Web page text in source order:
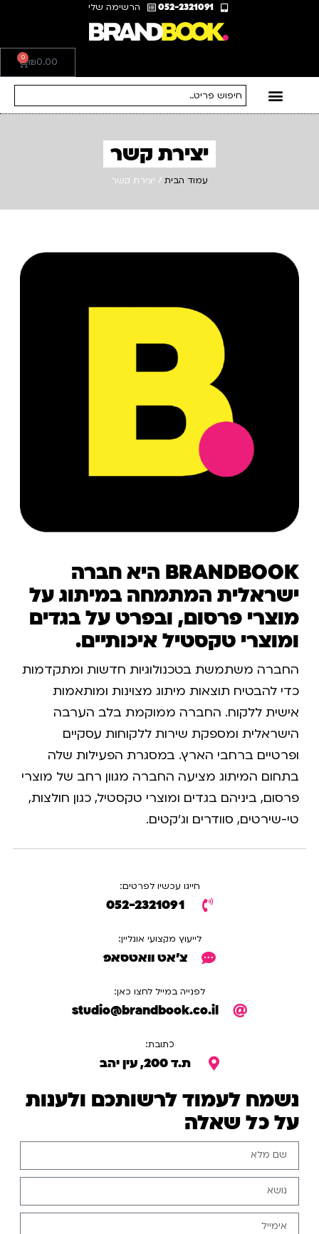
052-2321091 הרשימה שלי
₪0.00
0
יצירת קשר
עמוד הבית / יצירת קשר
BRANDBOOK היא חברה
ישראלית המתמחה במיתוג על
מוצרי פרסום, ובפרט על בגדים
ומוצרי טקסטיל איכותיים.
החברה משתמשת בטכנולוגיות חדשות ומתקדמות
כדי להבטיח תוצאות מיתוג מצוינות ומותאמות
אישית ללקוח. החברה ממוקמת בלב הערבה
הישראלית ומספקת שירות ללקוחות עסקיים
ופרטיים ברחבי הארץ. במסגרת הפעילות שלה
בתחום המיתוג מציעה החברה מגוון רחב של מוצרי
פרסום, ביניהם בגדים ומוצרי טקסטיל, כגון חולצות,
טי-שירטים, סוודרים וג'קטים.
חייגו עכשיו לפרטים:
052-2321091
לייעוץ מקצועי אונליין:
צ'אט וואטסאפ
לפנייה במייל לחצו כאן:
studio@brandbook.co.il
כתובת:
ת.ד 200, עין יהב
נשמח לעמוד לרשותכם ולענות
על כל שאלה